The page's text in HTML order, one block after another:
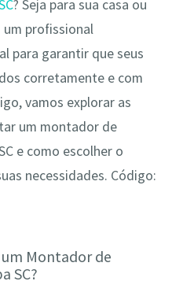
? Seja para sua casa ou
um profissional
para garantir que seus
corretamente e com
vamos explorar as
um montador de
e como escolher o
necessidades. Código:
Montador de
SC?